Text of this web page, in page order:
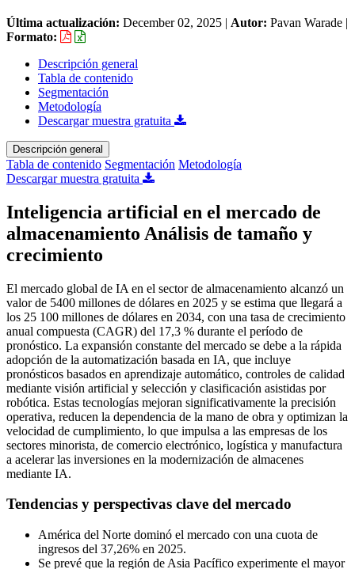
Última actualización: December 02, 2025 | Autor: Pavan Warade |
Formato:
Descripción general
Tabla de contenido
Segmentación
Metodología
Descargar muestra gratuita
Descripción general
Tabla de contenido Segmentación Metodología
Descargar muestra gratuita
Inteligencia artificial en el mercado de
almacenamiento Análisis de tamaño y
crecimiento
El mercado global de IA en el sector de almacenamiento alcanzó un
valor de 5400 millones de dólares en 2025 y se estima que llegará a
los 25 100 millones de dólares en 2034, con una tasa de crecimiento
anual compuesta (CAGR) del 17,3 % durante el período de
pronóstico. La expansión constante del mercado se debe a la rápida
adopción de la automatización basada en IA, que incluye
pronósticos basados ​​en aprendizaje automático, controles de calidad
mediante visión artificial y selección y clasificación asistidas por
robótica. Estas tecnologías mejoran significativamente la precisión
operativa, reducen la dependencia de la mano de obra y optimizan la
velocidad de cumplimiento, lo que impulsa a las empresas de los
sectores minorista, de comercio electrónico, logística y manufactura
a acelerar las inversiones en la modernización de almacenes
mediante IA.
Tendencias y perspectivas clave del mercado
América del Norte dominó el mercado con una cuota de
ingresos del 37,26% en 2025.
Se prevé que la región de Asia Pacífico experimente el mayor